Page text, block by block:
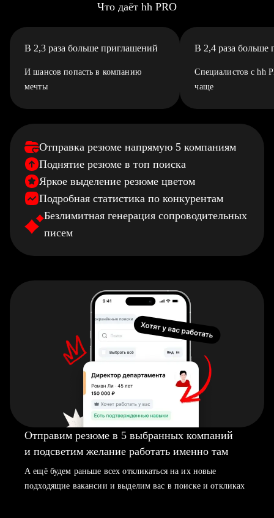
Что даёт hh PRO
В 2,3 раза больше приглашений
И шансов попасть в компанию
мечты
В 2,4 раза больше
Специалистов с hh
чаще
Отправка резюме напрямую 5 компаниям
Поднятие резюме в топ поиска
Яркое выделение резюме цветом
Подробная статистика по конкурентам
Безлимитная генерация сопроводительных
писем
Отправим резюме в 5 выбранных компаний
и подсветим желание работать именно там
А ещё будем раньше всех откликаться на их новые
подходящие вакансии и выделим вас в поиске и откликах